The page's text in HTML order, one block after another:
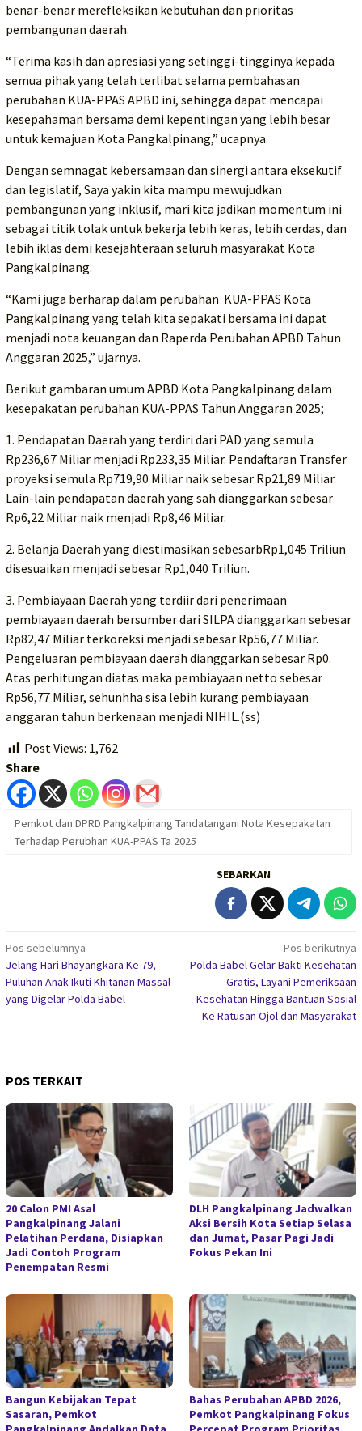
benar-benar merefleksikan kebutuhan dan prioritas
pembangunan daerah.
“Terima kasih dan apresiasi yang setinggi-tingginya kepada
semua pihak yang telah terlibat selama pembahasan
perubahan KUA-PPAS APBD ini, sehingga dapat mencapai
kesepahaman bersama demi kepentingan yang lebih besar
untuk kemajuan Kota Pangkalpinang,” ucapnya.
Dengan semnagat kebersamaan dan sinergi antara eksekutif
dan legislatif, Saya yakin kita mampu mewujudkan
pembangunan yang inklusif, mari kita jadikan momentum ini
sebagai titik tolak untuk bekerja lebih keras, lebih cerdas, dan
lebih iklas demi kesejahteraan seluruh masyarakat Kota
Pangkalpinang.
“Kami juga berharap dalam perubahan KUA-PPAS Kota
Pangkalpinang yang telah kita sepakati bersama ini dapat
menjadi nota keuangan dan Raperda Perubahan APBD Tahun
Anggaran 2025,” ujarnya.
Berikut gambaran umum APBD Kota Pangkalpinang dalam
kesepakatan perubahan KUA-PPAS Tahun Anggaran 2025;
1. Pendapatan Daerah yang terdiri dari PAD yang semula
Rp236,67 Miliar menjadi Rp233,35 Miliar. Pendaftaran Transfer
proyeksi semula Rp719,90 Miliar naik sebesar Rp21,89 Miliar.
Lain-lain pendapatan daerah yang sah dianggarkan sebesar
Rp6,22 Miliar naik menjadi Rp8,46 Miliar.
2. Belanja Daerah yang diestimasikan sebesarbRp1,045 Triliun
disesuaikan menjadi sebesar Rp1,040 Triliun.
3. Pembiayaan Daerah yang terdiir dari penerimaan
pembiayaan daerah bersumber dari SILPA dianggarkan sebesar
Rp82,47 Miliar terkoreksi menjadi sebesar Rp56,77 Miliar.
Pengeluaran pembiayaan daerah dianggarkan sebesar Rp0.
Atas perhitungan diatas maka pembiayaan netto sebesar
Rp56,77 Miliar, sehunhha sisa lebih kurang pembiayaan
anggaran tahun berkenaan menjadi NIHIL.(ss)
Post Views: 1,762
Share
Pemkot dan DPRD Pangkalpinang Tandatangani Nota Kesepakatan
Terhadap Perubhan KUA-PPAS Ta 2025
SEBARKAN
Navigasi
pos
Pos sebelumnya
Jelang Hari Bhayangkara Ke 79,
Puluhan Anak Ikuti Khitanan Massal
yang Digelar Polda Babel
Pos berikutnya
Polda Babel Gelar Bakti Kesehatan
Gratis, Layani Pemeriksaan
Kesehatan Hingga Bantuan Sosial
Ke Ratusan Ojol dan Masyarakat
POS TERKAIT
20 Calon PMI Asal
Pangkalpinang Jalani
Pelatihan Perdana, Disiapkan
Jadi Contoh Program
Penempatan Resmi
DLH Pangkalpinang Jadwalkan
Aksi Bersih Kota Setiap Selasa
dan Jumat, Pasar Pagi Jadi
Fokus Pekan Ini
Bangun Kebijakan Tepat
Sasaran, Pemkot
Bahas Perubahan APBD 2026,
Pemkot Pangkalpinang Fokus